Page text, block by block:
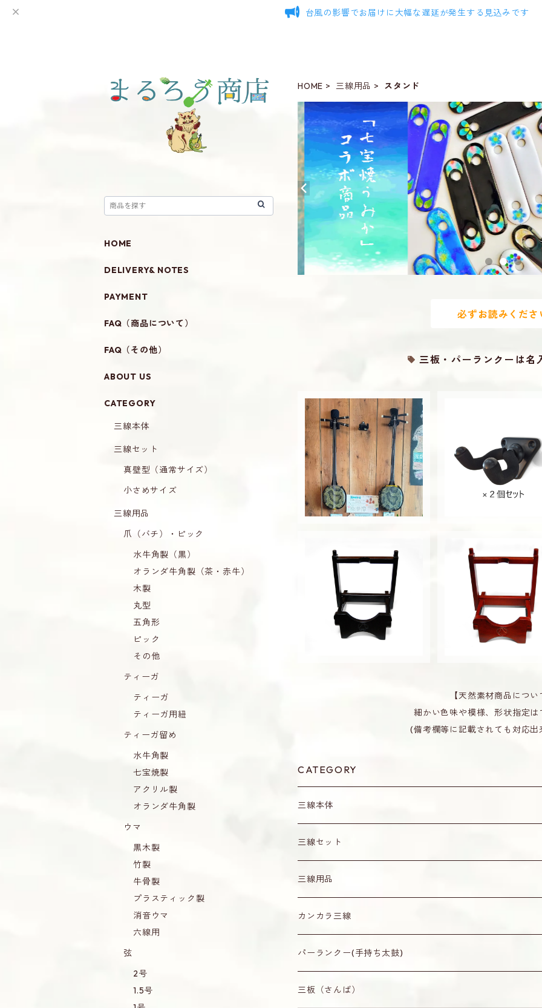
台風の影響でお届けに大幅な遅延が発生する見込みです
HOME 三線用品 スタンド
必ずお読みくださ
三板・パーランクーは名
三線用 壁掛け式 スタンド
ビス付き 三線掛け さんしん
¥1,980
三線用 壁掛け式 スタ
個セット ビス付き 三
さんしん
¥3,500
三線用 折り畳み式 スタンド
黒 三線掛け 譜面置き さん
しん
¥5,200
三線用 折り畳み式 ス
赤茶 三線掛け 譜面置
んしん
¥5,200
【天然素材商品につい
細かい色味や模様、形状指定
(備考欄等に記載されても対応
CATEGORY
三線本体
三線セット
真壁型（通常サイズ）
小さめサイズ
三線用品
爪（バチ）・ピック
水牛角製（黒）
オランダ牛角製（茶・赤牛）
ティーガ
ティーガ
ティーガ留め
カンカラ三線
無地
なんじぃ
パーランクー(手持ち太鼓)
無地
三板（さんば）
HOME
DELIVERY& NOTES
PAYMENT
FAQ（商品について）
FAQ（その他）
ABOUT US
CATEGORY
三線本体
三線セット
真壁型（通常サイズ）
小さめサイズ
三線用品
爪（バチ）・ピック
水牛角製（黒）
オランダ牛角製（茶・赤牛）
木製
丸型
五角形
ピック
その他
ティーガ
ティーガ
ティーガ用紐
ティーガ留め
水牛角製
七宝焼製
アクリル製
オランダ牛角製
ウマ
黒木製
竹製
牛骨製
プラスティック製
消音ウマ
六線用
弦
2号
1.5号